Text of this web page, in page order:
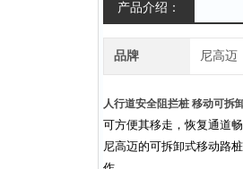
产品介绍：
品牌 尼高迈
人行道安全阻拦桩 移动可拆
可方便其移走，恢复通道畅
尼高迈的可拆卸式移动路